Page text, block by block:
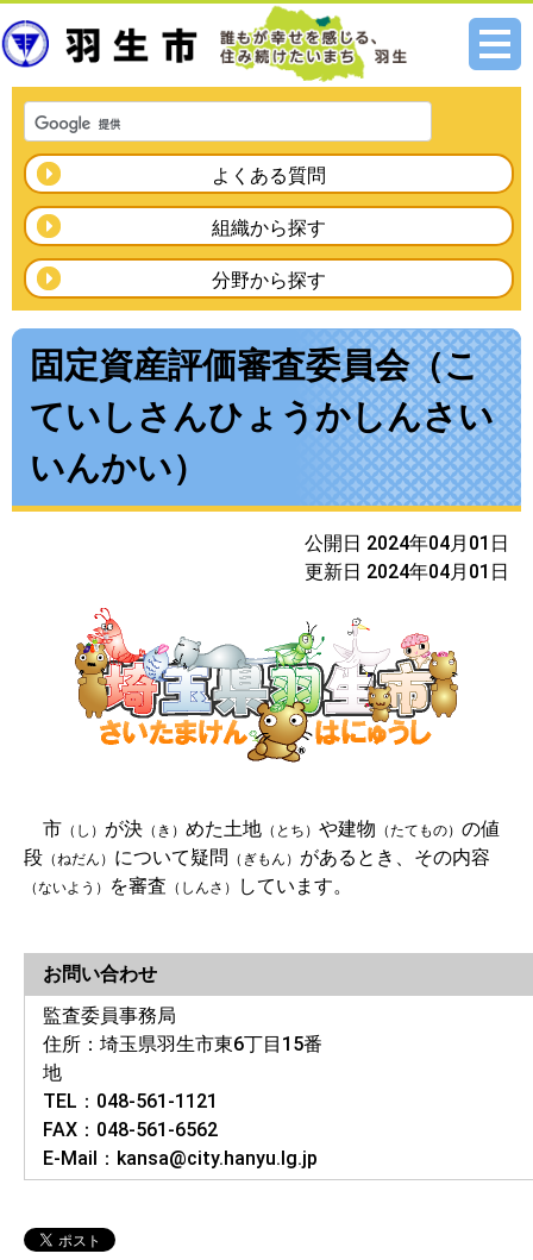
メニ
よくある質問
組織から探す
分野から探す
固定資産評価審査委員会（こ
ていしさんひょうかしんさい
いんかい）
公開日 2024年04月01日
更新日 2024年04月01日
市 （し） が決 （き） めた土地 （とち） や建物 （たてもの） の値
段 （ねだん） について疑問 （ぎもん） があるとき、その内容
（ないよう） を審査 （しんさ） しています。
お問い合わせ
監査委員事務局
住所：埼玉県羽生市東6丁目15番
TEL：048-561-1121
FAX：048-561-6562
E-Mail：kansa@city.hanyu.lg.jp